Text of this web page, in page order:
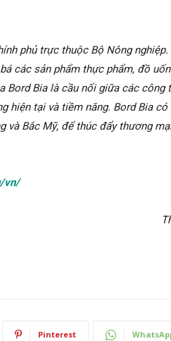
phủ trực thuộc Bộ Nông nghiệp.
các sản phẩm thực phẩm, đồ
Bord Bia là cầu nối giữa các công
hiện tại và tiềm năng. Bord Bia có
và Bắc Mỹ, để thúc đẩy thương
vn/
Pinterest